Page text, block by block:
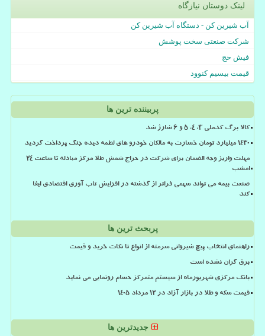
لینک دوستان نیازگاه
آب شیرین کن - دستگاه آب شیرین کن
شرکت صنعتی سخت پوشش
فیش حج
قیمت بیسیم کنوود
پربیننده ترین ها
کالا برگ کدملی 3، 4، 5 و 6 شارژ شد
۱۴۳۰ میلیارد تومان خسارت به مالکان خودرو های لطمه دیده جنگ پرداخت گردید
مهلت واریز وجه الضمان برای شرکت در حراج شمش طلا مرکز مبادله تا ساعت ۲۴
امشب
صنعت بیمه می تواند سهمی فراتر از گذشته در افزایش تاب آوری اقتصادی ایفا
کند
پربحث ترین ها
راهنمای انتخاب پیچ شیروانی سرمته از انواع تا نکات خرید و قیمت
برق گران نشده است
بانک مرکزی شهریورماه از سیستم متمرکز حسام رونمایی می نماید
قیمت سکه و طلا در بازار آزاد در ۱۲ مرداد ۱۴۰۵
جدیدترین ها